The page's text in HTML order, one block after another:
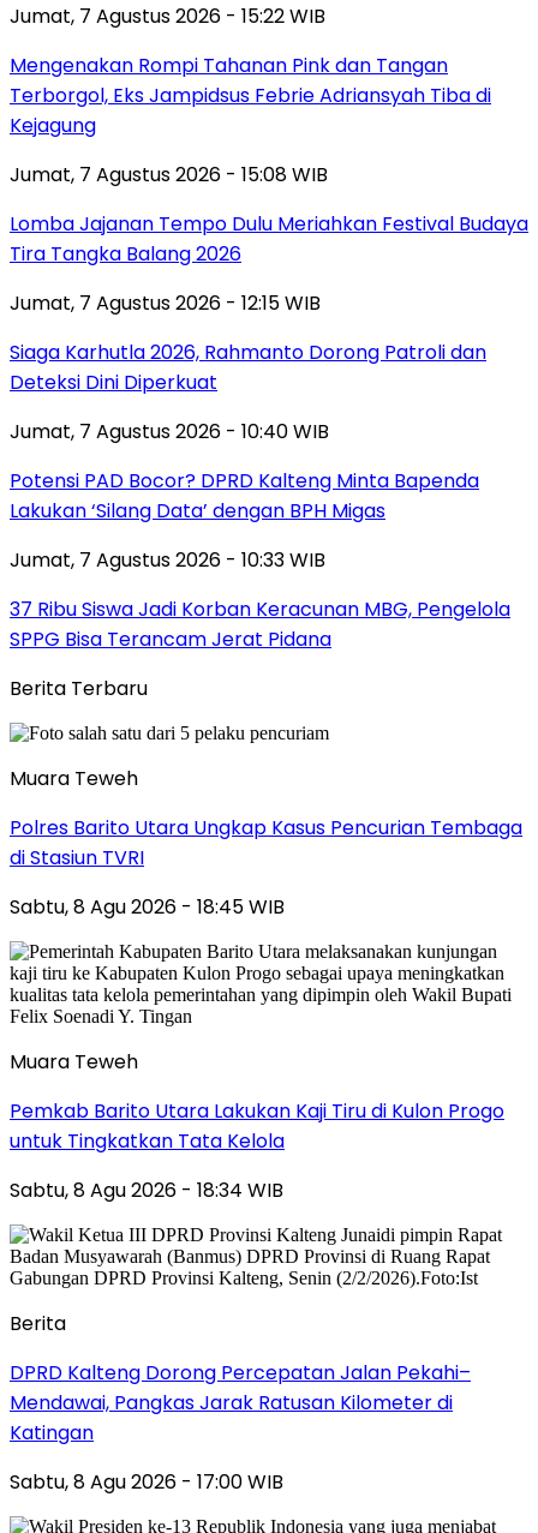
Jumat, 7 Agustus 2026 - 15:22 WIB
Mengenakan Rompi Tahanan Pink dan Tangan
Terborgol, Eks Jampidsus Febrie Adriansyah Tiba di
Kejagung
Jumat, 7 Agustus 2026 - 15:08 WIB
Lomba Jajanan Tempo Dulu Meriahkan Festival Budaya
Tira Tangka Balang 2026
Jumat, 7 Agustus 2026 - 12:15 WIB
Siaga Karhutla 2026, Rahmanto Dorong Patroli dan
Deteksi Dini Diperkuat
Jumat, 7 Agustus 2026 - 10:40 WIB
Potensi PAD Bocor? DPRD Kalteng Minta Bapenda
Lakukan ‘Silang Data’ dengan BPH Migas
Jumat, 7 Agustus 2026 - 10:33 WIB
37 Ribu Siswa Jadi Korban Keracunan MBG, Pengelola
SPPG Bisa Terancam Jerat Pidana
Berita Terbaru
Muara Teweh
Polres Barito Utara Ungkap Kasus Pencurian Tembaga
di Stasiun TVRI
Sabtu, 8 Agu 2026 - 18:45 WIB
Muara Teweh
Pemkab Barito Utara Lakukan Kaji Tiru di Kulon Progo
untuk Tingkatkan Tata Kelola
Sabtu, 8 Agu 2026 - 18:34 WIB
Berita
DPRD Kalteng Dorong Percepatan Jalan Pekahi–
Mendawai, Pangkas Jarak Ratusan Kilometer di
Katingan
Sabtu, 8 Agu 2026 - 17:00 WIB